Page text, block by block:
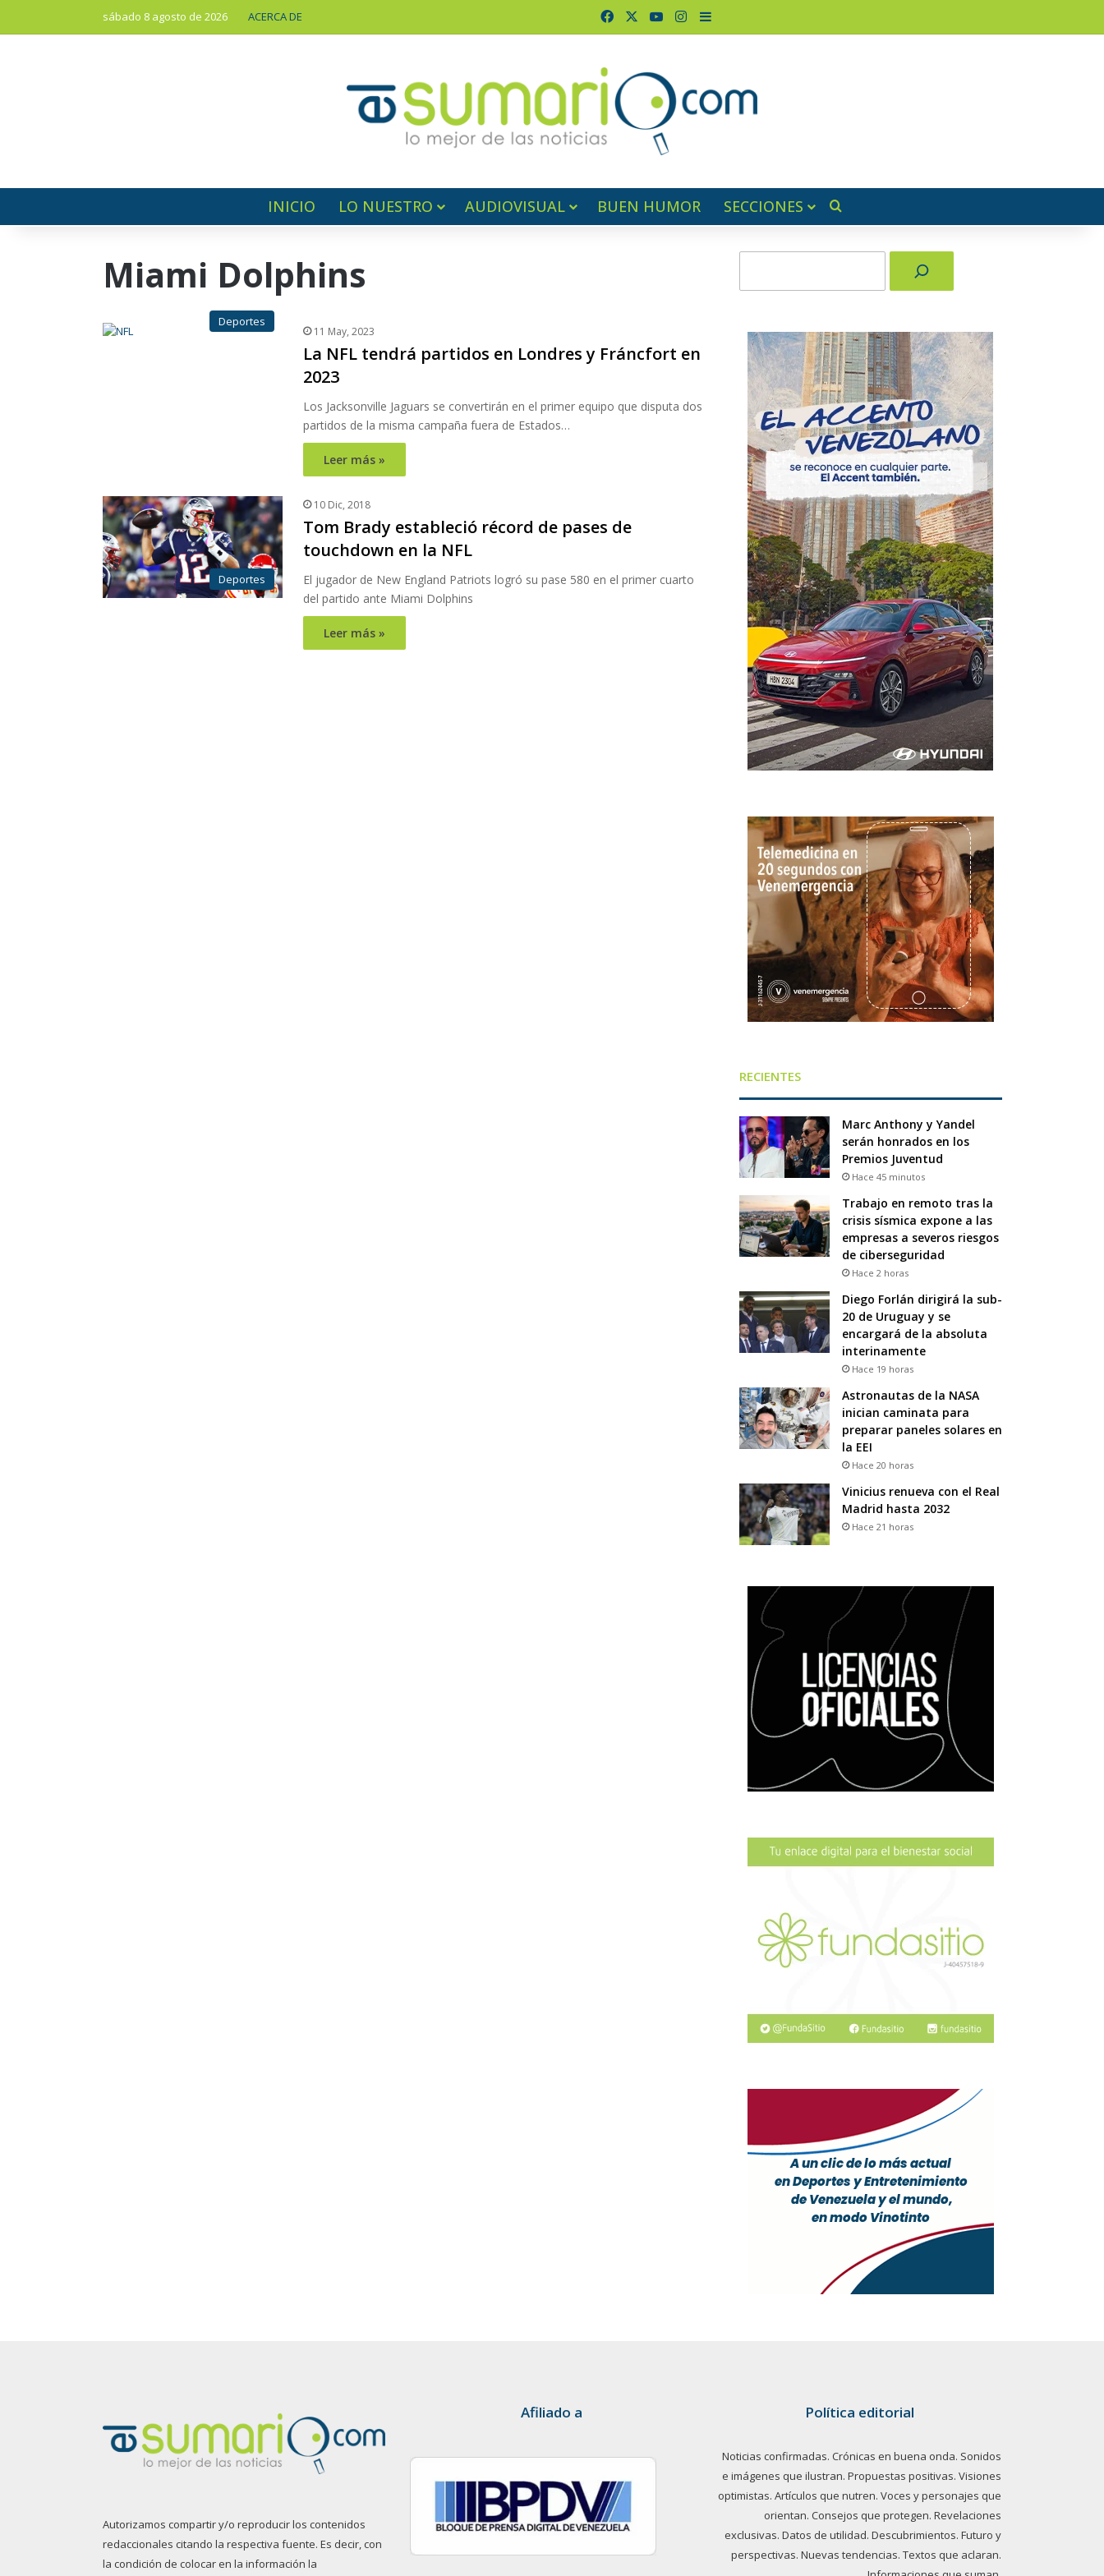
sábado 8 agosto de 2026 ACERCA DE FacebookYouTubeInstagram
Barra lateral
INICIO LO NUESTRO AUDIOVISUAL BUEN HUMOR SECCIONES
Miami Dolphins
Deportes
11 May, 2023
La NFL tendrá partidos en Londres y Fráncfort en
2023
Los Jacksonville Jaguars se convertirán en el primer equipo que disputa dos
partidos de la misma campaña fuera de Estados…
Leer más »
Deportes
10 Dic, 2018
Tom Brady estableció récord de pases de
touchdown en la NFL
El jugador de New England Patriots logró su pase 580 en el primer cuarto
del partido ante Miami Dolphins
Leer más »
RECIENTES
Marc Anthony y Yandel
serán honrados en los
Premios Juventud
Hace 45 minutos
Trabajo en remoto tras la
crisis sísmica expone a las
empresas a severos riesgos
de ciberseguridad
Hace 2 horas
Diego Forlán dirigirá la sub-
20 de Uruguay y se
encargará de la absoluta
interinamente
Hace 19 horas
Astronautas de la NASA
inician caminata para
preparar paneles solares en
la EEI
Hace 20 horas
Vinicius renueva con el Real
Madrid hasta 2032
Hace 21 horas
Autorizamos compartir y/o reproducir los contenidos
redaccionales citando la respectiva fuente. Es decir, con
la condición de colocar en la información la
Afiliado a Política editorial
Noticias confirmadas. Crónicas en buena onda. Sonidos
e imágenes que ilustran. Propuestas positivas. Visiones
optimistas. Artículos que nutren. Voces y personajes que
orientan. Consejos que protegen. Revelaciones
exclusivas. Datos de utilidad. Descubrimientos. Futuro y
perspectivas. Nuevas tendencias. Textos que aclaran.